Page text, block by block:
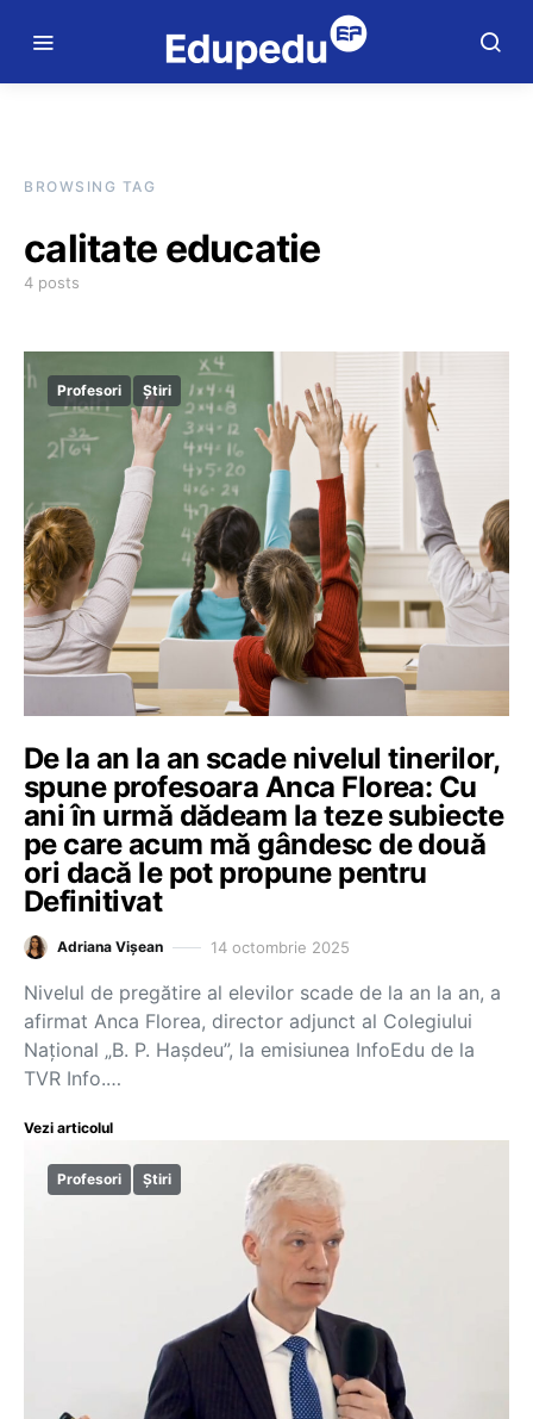
BROWSING TAG
calitate educatie
4 posts
Profesori Știri
De la an la an scade nivelul tinerilor,
spune profesoara Anca Florea: Cu
ani în urmă dădeam la teze subiecte
pe care acum mă gândesc de două
ori dacă le pot propune pentru
Definitivat
Adriana Vișean 14 octombrie 2025
Nivelul de pregătire al elevilor scade de la an la an, a
afirmat Anca Florea, director adjunct al Colegiului
Național „B. P. Hașdeu”, la emisiunea InfoEdu de la
TVR Info.…
Vezi articolul
Profesori Știri